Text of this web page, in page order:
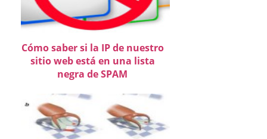
Cómo saber si la IP de nuestro
sitio web está en una lista
negra de SPAM